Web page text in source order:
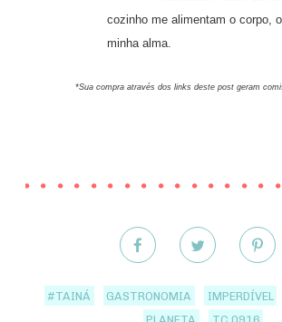
cozinho me alimentam o corpo,
minha alma.
*Sua compra através dos links deste post geram
#TAINÁ GASTRONOMIA IMPERDÍVEL